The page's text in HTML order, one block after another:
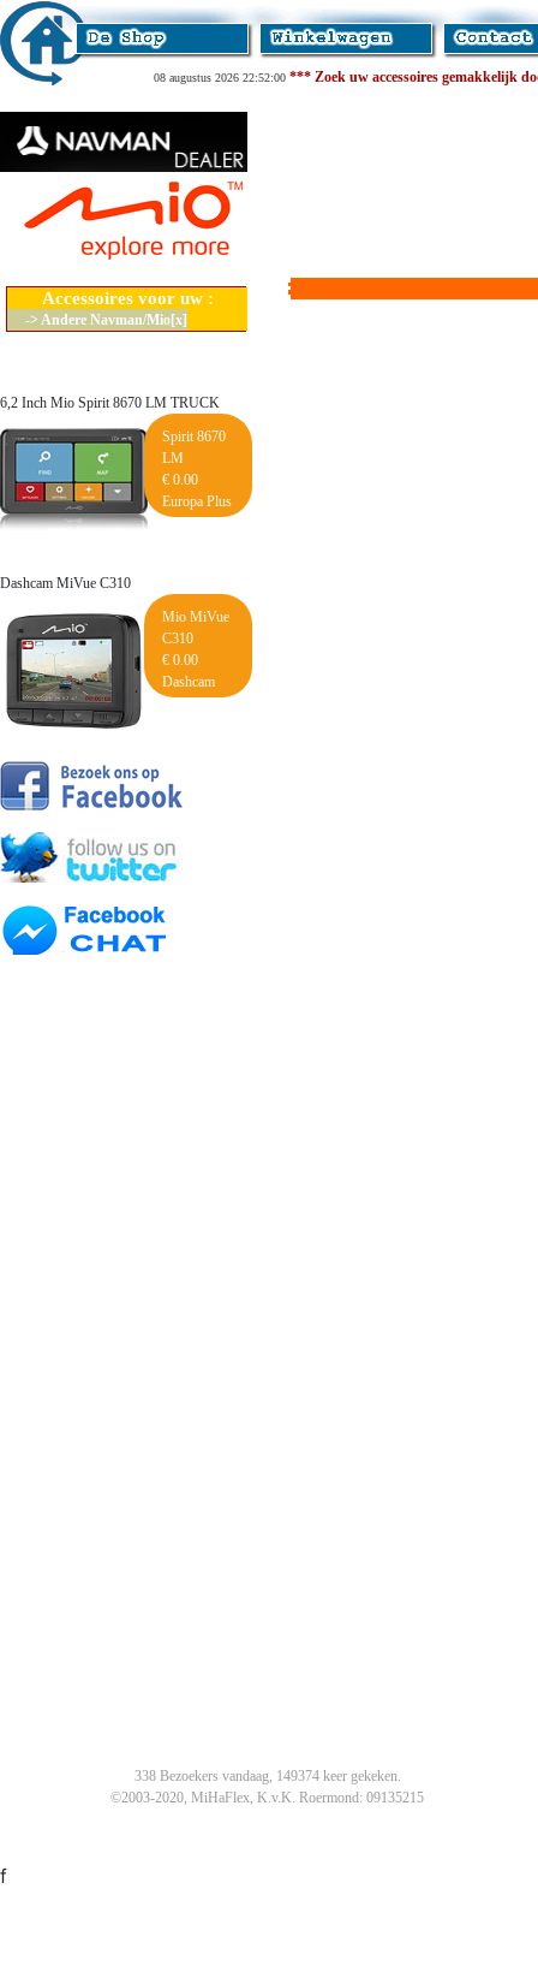
08 augustus 2026 22:52:00 *** Zoek uw accessoires gemakkelijk
Accessoires voor uw :
-> Andere Navman/Mio[x]
6,2 Inch Mio Spirit 8670 LM TRUCK
Spirit 8670
LM
€ 0.00
Europa Plus
Dashcam MiVue C310
Mio MiVue
C310
€ 0.00
Dashcam
338 Bezoekers vandaag, 149374 keer gekeken.
©2003-2020, MiHaFlex, K.v.K. Roermond: 09135215
f